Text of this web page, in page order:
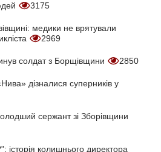
3175
медики не врятували
2969
солдат з Борщівщини 2850
дізналися суперників у
сержант зі Зборівщини
історія колишнього директора